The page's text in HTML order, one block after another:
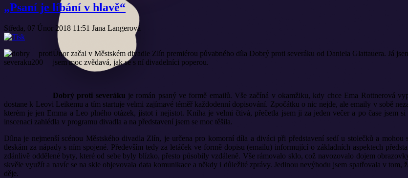
„Psaní je líbání v hlavě“
Středa, 07 Únor 2018 11:51 Jana Langerová
Únor začal v Městském divadle Zlín premiérou půvabného díla Dobrý proti severáku od Daniela Glattauera. Já
jsem moc zvědavá, jak se s ní divadelníci poperou.
Dobrý proti severáku je román psaný ve formě emailů. Vše začíná v okamžiku, kdy chce Ema Rottnerová
dostane k Leovi Leikemu a tím startuje velmi zajímavé téměř každodenní dopisování. Zpočátku o nic nejde, ale emaily v sobě
kterém je jen Emma a Leo plného otázek, jistot i nejistot. Kniha je velmi čtivá, přečetla jsem ji za jeden večer a po čase jsem
inscenaci zahlédla v programu divadla a na představení jsem se moc těšila.
Dílna je nejmenší scénou Městského divadla Zlín, je určena pro komorní díla a diváci při představení sedí u stolečků a
tleskám za nápady s ním spojené. Především tedy za letáček ve formě dopisu (emailu) informující o základních aspektech
zdánlivě oddělené byty, které od sebe byly blízko, přesto působily vzdáleně. Vše rámovalo sklo, což navozovalo dojem
skvěle využít a navíc se na skle objevovala data komunikace a někdy i důležité zprávy. Jedinou nevýhodu jsem spatřovala v
děje.